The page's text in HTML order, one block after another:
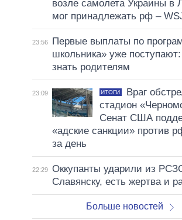
возле самолета Украины в
мог принадлежать рф –
23:56
Первые выплаты по
школьника» уже
знать родителям
23:09 ИТОГИ
Враг
стадион
Сенат США
«адские санкции» против
за день
22:29 Оккупанты ударили из
Славянску, есть жертва и
Больше новостей